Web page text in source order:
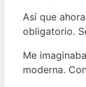
Así que
obligatorio.
Me
moderna.